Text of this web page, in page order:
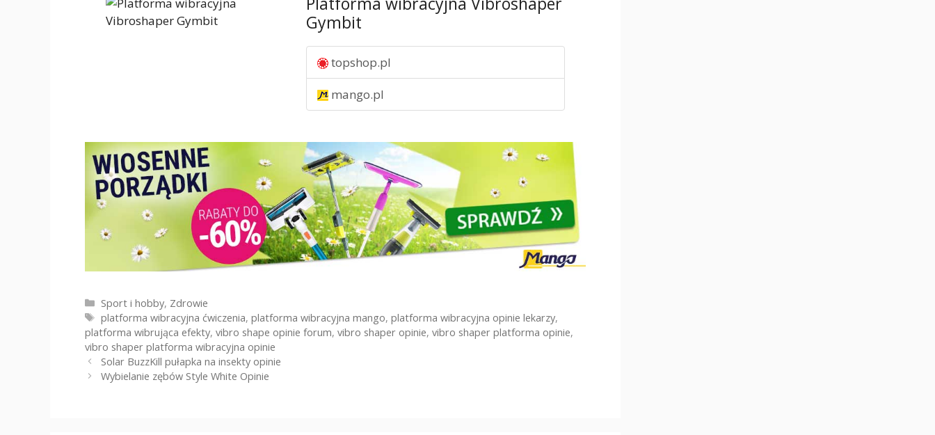
Gymbit
topshop.pl
mango.pl
Kategorie
Sport i hobby, Zdrowie
Tagi
platforma wibracyjna ćwiczenia,platforma wibracyjna mango,platforma wibracyjna opinie lekarzy,
platforma wibrująca efekty, vibro shape opinie forum, vibro shaper opinie, vibro shaper platforma opinie,
vibro shaper platforma wibracyjna opinie
Solar BuzzKill pułapka na insekty opinie
Wybielanie zębów Style White Opinie